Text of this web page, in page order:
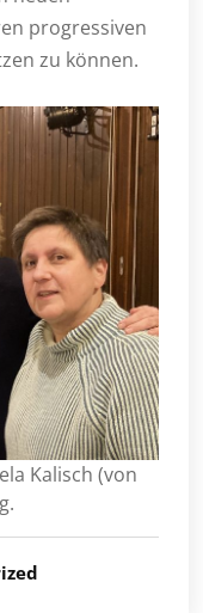
progressiven
zu können.
Kalisch (von